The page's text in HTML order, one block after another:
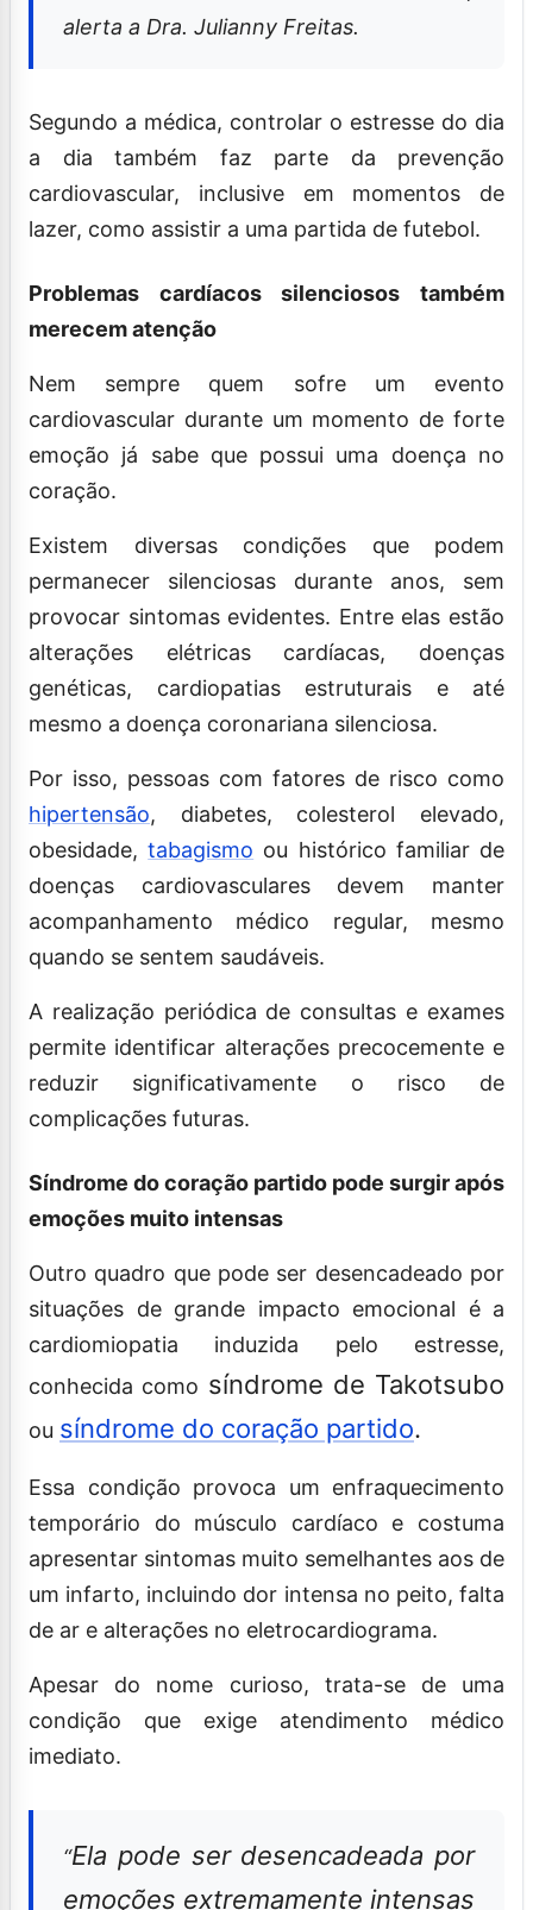
alerta a Dra. Julianny Freitas.
Segundo a médica, controlar o estresse do dia
a dia também faz parte da prevenção
cardiovascular, inclusive em momentos de
lazer, como assistir a uma partida de futebol.
Problemas cardíacos silenciosos também
merecem atenção
Nem sempre quem sofre um evento
cardiovascular durante um momento de forte
emoção já sabe que possui uma doença no
coração.
Existem diversas condições que podem
permanecer silenciosas durante anos, sem
provocar sintomas evidentes. Entre elas estão
alterações elétricas cardíacas, doenças
genéticas, cardiopatias estruturais e até
mesmo a doença coronariana silenciosa.
Por isso, pessoas com fatores de risco como
hipertensão, diabetes, colesterol elevado,
obesidade,tabagismo ou histórico familiar de
doenças cardiovasculares devem manter
acompanhamento médico regular, mesmo
quando se sentem saudáveis.
A realização periódica de consultas e exames
permite identificar alterações precocemente e
reduzir significativamente o risco de
complicações futuras.
Síndrome do coração partido pode surgir após
emoções muito intensas
Outro quadro que pode ser desencadeado por
situações de grande impacto emocional é a
cardiomiopatia induzida pelo estresse,
conhecida como síndrome de Takotsubo
ou síndrome do coração partido.
Essa condição provoca um enfraquecimento
temporário do músculo cardíaco e costuma
apresentar sintomas muito semelhantes aos de
um infarto, incluindo dor intensa no peito, falta
de ar e alterações no eletrocardiograma.
Apesar do nome curioso, trata-se de uma
condição que exige atendimento médico
imediato.
“Ela pode ser desencadeada por
emoções extremamente intensas